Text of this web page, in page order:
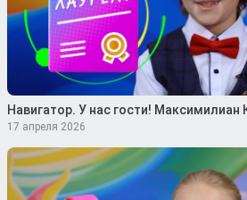
Навигатор. У нас гости! Максимилиан
17 апреля 2026